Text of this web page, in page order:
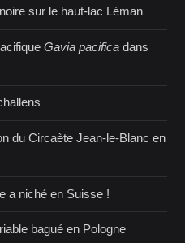
sur le haut-lac Léman
Gavia pacifica dans
du Circaète Jean-le-Blanc en
a niché en Suisse !
bagué en Pologne